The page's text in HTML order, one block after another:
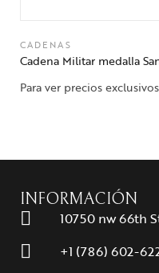
CADENAS
Cadena Militar medalla
Para ver precios exclusivos
INFORMACIÓN
10750 nw 66th
+1 (786) 602-